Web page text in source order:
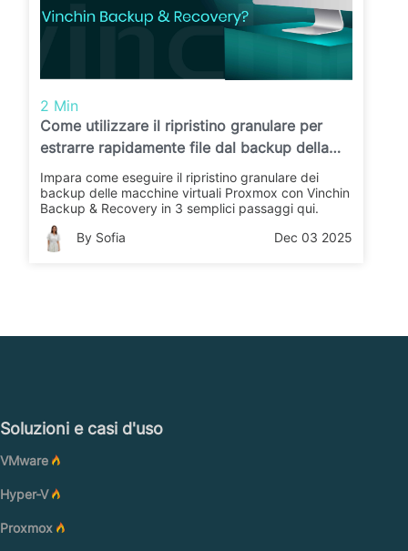
2 Min
Come utilizzare il ripristino granulare per
estrarre rapidamente file dal backup della
macchina virtuale Proxmox in Vinchin
Backup & Recovery?
Impara come eseguire il ripristino granulare dei
backup delle macchine virtuali Proxmox con Vinchin
Backup & Recovery in 3 semplici passaggi qui.
By Sofia
Dec 03 2025
Soluzioni e casi d'uso
VMware
Hyper-V
Proxmox